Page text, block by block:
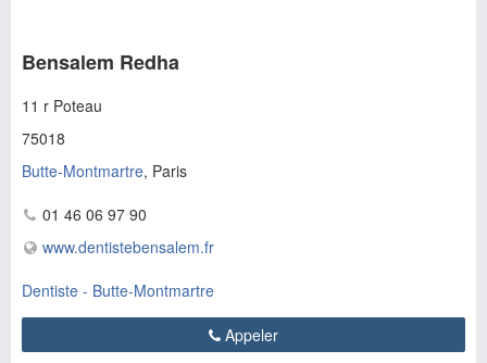
Bensalem Redha
11 r Poteau
75018
Butte-Montmartre, Paris
01 46 06 97 90
www.dentistebensalem.fr
Dentiste - Butte-Montmartre
Appeler